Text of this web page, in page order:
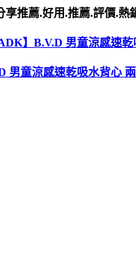
推薦.好用.推薦.評價.熱
ADK】B.V.D 男童涼感速
男童涼感速乾吸水背心